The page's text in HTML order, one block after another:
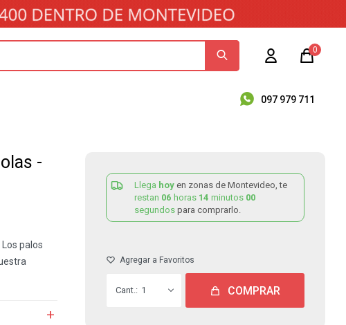
097 979 711
0
-
palos
Llega hoy en zonas de Montevideo, te
restan 06 horas 14 minutos 00
segundos para comprarlo.
1 COMPRAR